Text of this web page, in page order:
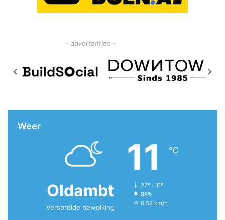
- advertenties -
Weer
Oldambt
Verspreide bewolking
11 ℃
27º - 11º
99%
0.52 km/h